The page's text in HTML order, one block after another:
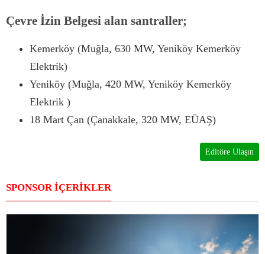
Çevre İzin Belgesi alan santraller;
Kemerköy (Muğla, 630 MW, Yeniköy Kemerköy
Elektrik)
Yeniköy (Muğla, 420 MW, Yeniköy Kemerköy
Elektrik )
18 Mart Çan (Çanakkale, 320 MW, EÜAŞ)
Editöre Ulaşın
SPONSOR İÇERİKLER